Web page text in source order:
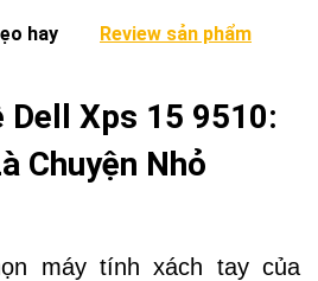
hay Review sản phẩm
Dell Xps 15 9510:
Chuyện Nhỏ
máy tính xách tay của